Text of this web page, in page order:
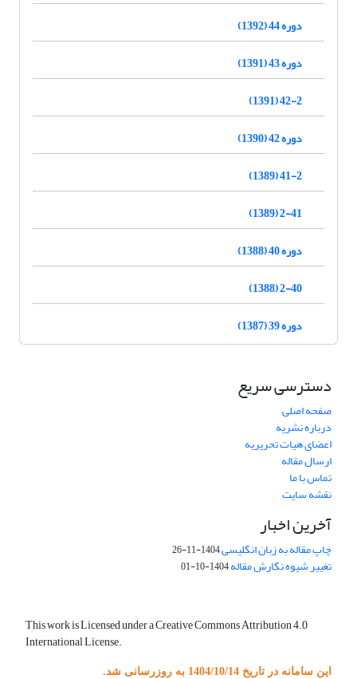
دوره 44 (1392)
دوره 43 (1391)
42-2 (1391)
دوره 42 (1390)
41-2 (1389)
2-41 (1389)
دوره 40 (1388)
2-40 (1388)
دوره 39 (1387)
دسترسی سریع
صفحه اصلی
درباره نشریه
اعضای هیات تحریریه
ارسال مقاله
تماس با ما
نقشه سایت
آخرین اخبار
چاپ مقاله به زبان انگلیسی1404-11-26
تغییر شیوه نگارش مقاله1404-10-01
This work is Licensed under a Creative Commons Attribution 4.0
International License.
این سامانه در تاریخ 1404/10/14 به روزرسانی شد.